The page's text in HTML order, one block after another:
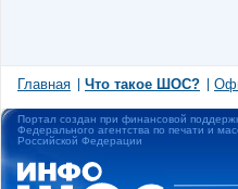
Главная Что такое ШОС?
Портал создан при финансовой
Федерального агентства по печати и
Российской Федерации